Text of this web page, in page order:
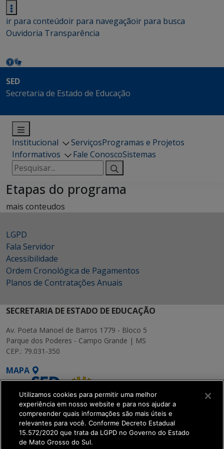
ir para conteúdoir para navegaçãoir para busca
Ouvidoria Transparência
SED
Secretaria de Estado de Educação
Institucional ServiçosProgramas e Projetos
Informativos
Fale ConoscoSistemas
Pesquisar
por:
Etapas do programa
mais conteudos
LGPD
Fala Servidor
Acessibilidade
Ordem Cronológica de Pagamentos
Planos de Contratações Anuais
SECRETARIA DE ESTADO DE EDUCAÇÃO
Av. Poeta Manoel de Barros 1779 - Bloco 5
Parque dos Poderes - Campo Grande | MS
CEP.: 79.031-350
MAPA
SETDIG | Secretaria-
Utilizamos cookies para permitir uma melhor
experiência em nosso website e para nos ajudar a
compreender quais informações são mais úteis e
relevantes para você. Conforme Decreto Estadual
15.572/2020 que trata da LGPD no Governo do Estado
de Mato Grosso do Sul.